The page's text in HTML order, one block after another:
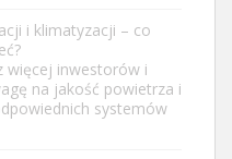
i klimatyzacji – co
więcej inwestorów i
na jakość powietrza i
systemów